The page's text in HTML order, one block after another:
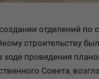
отделений по
строительству
ходе проведения
Совета,